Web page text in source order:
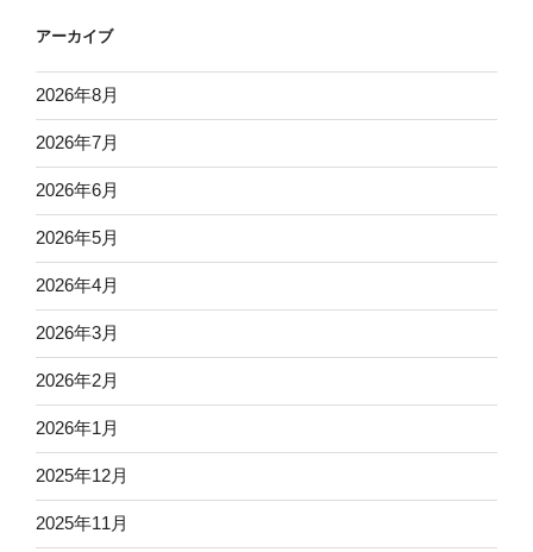
アーカイブ
2026年8月
2026年7月
2026年6月
2026年5月
2026年4月
2026年3月
2026年2月
2026年1月
2025年12月
2025年11月